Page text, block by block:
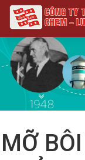
Previous
MỠ